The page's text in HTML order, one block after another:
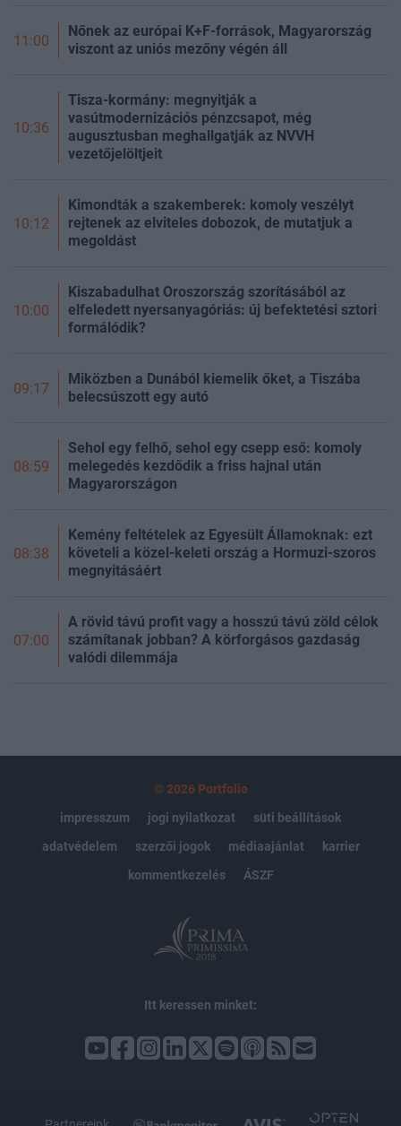
11:00
Nőnek az európai K+F-források, Magyarország
viszont az uniós mezőny végén áll
10:36
Tisza-kormány: megnyitják a
vasútmodernizációs pénzcsapot, még
augusztusban meghallgatják az NVVH
vezetőjelöltjeit
10:12
Kimondták a szakemberek: komoly veszélyt
rejtenek az elviteles dobozok, de mutatjuk a
megoldást
10:00
Kiszabadulhat Oroszország szorításából az
elfeledett nyersanyagóriás: új befektetési sztori
formálódik?
09:17
Miközben a Dunából kiemelik őket, a Tiszába
belecsúszott egy autó
08:59
Sehol egy felhő, sehol egy csepp eső: komoly
melegedés kezdődik a friss hajnal után
Magyarországon
08:38
Kemény feltételek az Egyesült Államoknak: ezt
követeli a közel-keleti ország a Hormuzi-szoros
megnyitásáért
07:00
A rövid távú profit vagy a hosszú távú zöld célok
számítanak jobban? A körforgásos gazdaság
valódi dilemmája
© 2026 Portfolio
impresszum
jogi nyilatkozat
süti beállítások
adatvédelem
szerzői jogok médiaajánlat
karrier
kommentkezelés
ÁSZF
Itt keressen minket: